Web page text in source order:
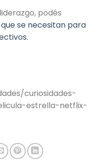
podés
se necesitan para
curiosidades-
estrella-netflix-